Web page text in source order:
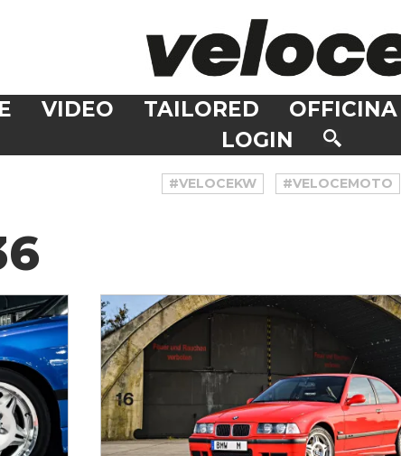
VIDEO TAILORED OFFICINA
LOGIN
#VELOCEKW #VELOCEMOTO